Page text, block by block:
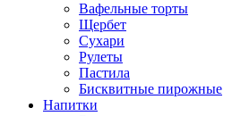
Вафельные торты
Щербет
Сухари
Рулеты
Пастила
Бисквитные пирожные
Напитки